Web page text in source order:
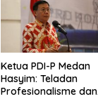
Ketua PDI-P Medan
Hasyim: Teladan
Profesionalisme dan